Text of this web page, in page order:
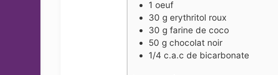
1 oeuf
30 g erythritol roux
30 g farine de coco
50 g chocolat noir
1/4 c.a.c de bicarbonate